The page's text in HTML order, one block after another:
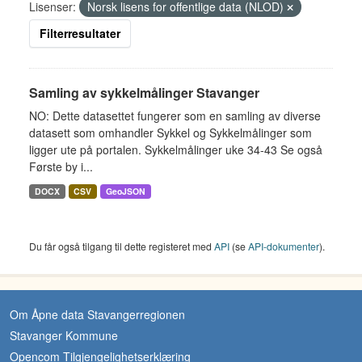
Lisenser:
Norsk lisens for offentlige data (NLOD)
Filterresultater
Samling av sykkelmålinger Stavanger
NO: Dette datasettet fungerer som en samling av diverse
datasett som omhandler Sykkel og Sykkelmålinger som
ligger ute på portalen. Sykkelmålinger uke 34-43 Se også
Første by i...
DOCX CSV GeoJSON
Du får også tilgang til dette registeret med API (seAPI-dokumenter).
Om Åpne data Stavangerregionen
Stavanger Kommune
Opencom Tilgjengelighetserklæring